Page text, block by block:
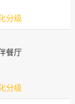
分级
餐厅
分级